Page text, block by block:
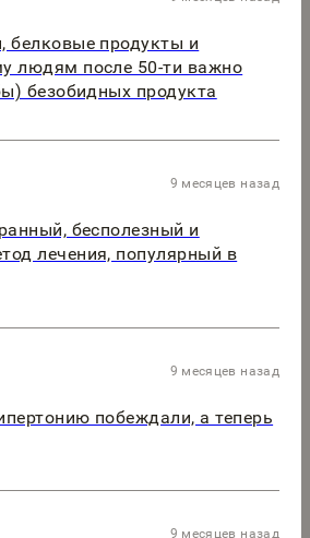
белковые продукты и
людям после 50-ти важно
безобидных продукта
9 месяцев назад
бесполезный и
лечения, популярный в
9 месяцев назад
побеждали, а теперь
9 месяцев назад